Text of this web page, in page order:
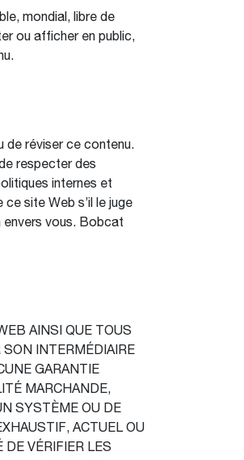
mondial, libre de
ou afficher en public,
de réviser ce contenu.
respecter des
internes et
site Web s’il le juge
envers vous. Bobcat
AINSI QUE TOUS
INTERMÉDIAIRE
GARANTIE
MARCHANDE,
SYSTÈME OU DE
ACTUEL OU
VÉRIFIER LES